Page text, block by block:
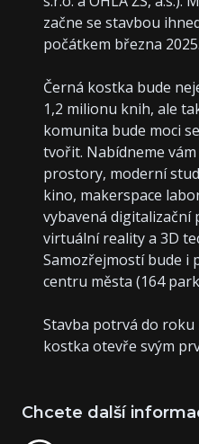
začne se stavbou
počátkem března 2025.
Černá kostka bude
1,2 milionu knih, ale
komunita bude moci
tvořit. Nabídneme
prostory, moderní
kino, makerspace
vybavená digitalizační
virtuální reality a 3D
Samozřejmostí bude i
centru města (164
Stavba potrvá do roku
kostka otevře svým
Chcete další